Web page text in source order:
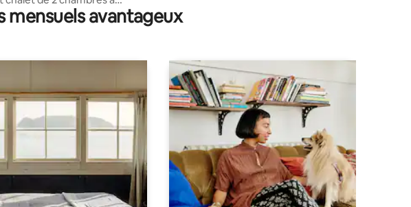
mensuels avantageux